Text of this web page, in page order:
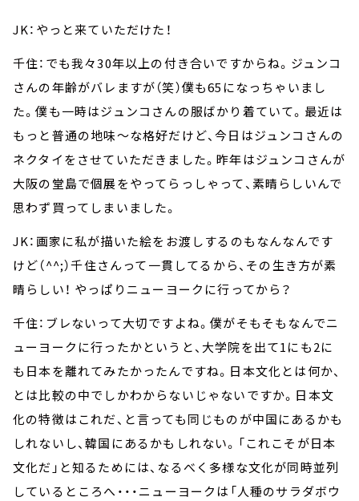
JK：やっと来ていただけた！
千住：でも我々30年以上の付き合いですからね。ジュンコ
さんの年齢がバレますが（笑）僕も65になっちゃいまし
た。僕も一時はジュンコさんの服ばかり着ていて。最近は
もっと普通の地味～な格好だけど、今日はジュンコさんの
ネクタイをさせていただきました。昨年はジュンコさんが
大阪の堂島で個展をやってらっしゃって、素晴らしいんで
思わず買ってしまいました。
JK：画家に私が描いた絵をお渡しするのもなんなんです
けど（^^;）千住さんって一貫してるから、その生き方が素
晴らしい！ やっぱりニューヨークに行ってから？
千住：ブレないって大切ですよね。僕がそもそもなんでニ
ューヨークに行ったかというと、大学院を出て1にも2に
も日本を離れてみたかったんですね。日本文化とは何か、
とは比較の中でしかわからないじゃないですか。日本文
化の特徴はこれだ、と言っても同じものが中国にあるかも
しれないし、韓国にあるかもしれない。「これこそが日本
文化だ」と知るためには、なるべく多様な文化が同時並列
しているところへ・・・ニューヨークは「人種のサラダボウ